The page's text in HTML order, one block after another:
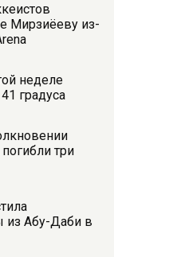
Мирзиёеву из-
неделе
градуса
три
Абу-Даби в